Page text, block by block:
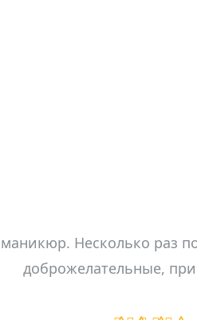
Несколько раз
доброжелательные,